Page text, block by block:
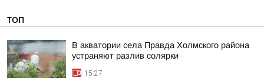
ТОП
В акватории села Правда Холмского района
устраняют разлив солярки
15:27